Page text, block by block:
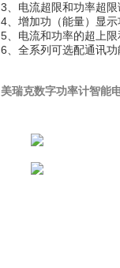
3、电流超限和功率超
4、增加功（能量）显示
5、电流和功率的超上
6、全系列可选配通讯功
美瑞克数字功率计智能